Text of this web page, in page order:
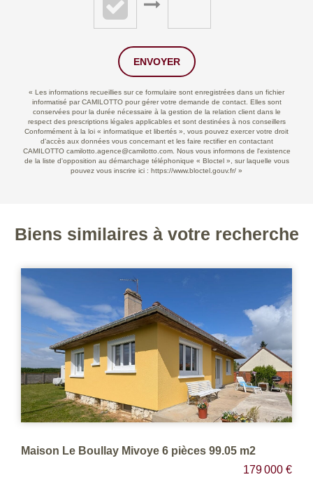
ENVOYER
« Les informations recueillies sur ce formulaire sont enregistrées dans un fichier
informatisé par CAMILOTTO pour gérer votre demande de contact. Elles sont
conservées pour la durée nécessaire à la gestion de la relation client dans le
respect des prescriptions légales applicables et sont destinées à nos conseillers
Conformément à la loi « informatique et libertés », vous pouvez exercer votre droit
d'accès aux données vous concernant et les faire rectifier en contactant
CAMILOTTO camilotto.agence@camilotto.com. Nous vous informons de l'existence
de la liste d'opposition au démarchage téléphonique « Bloctel », sur laquelle vous
pouvez vous inscrire ici : https://www.bloctel.gouv.fr/ »
Biens similaires à votre recherche
Maison Le Boullay Mivoye 6 pièces 99.05 m2
179 000 €